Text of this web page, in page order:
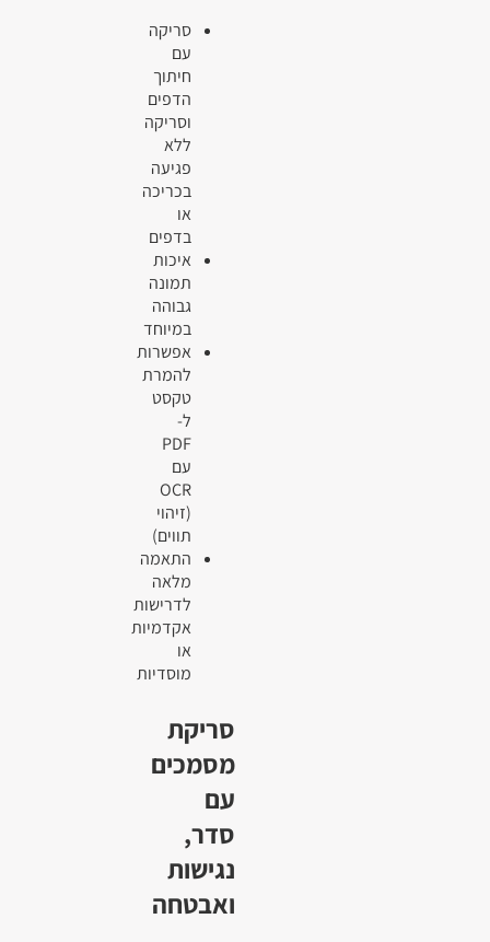
סריקה
עם
חיתוך
הדפים
וסריקה
ללא
פגיעה
בכריכה
או
בדפים
איכות
תמונה
גבוהה
במיוחד
אפשרות
להמרת
טקסט
ל-
PDF
עם
OCR
(זיהוי
תווים)
התאמה
מלאה
לדרישות
אקדמיות
או
מוסדיות
סריקת
מסמכים
עם
סדר,
נגישות
ואבטחה